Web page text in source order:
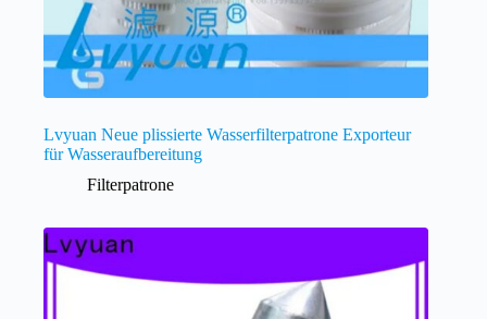
Lvyuan Neue plissierte Wasserfilterpatrone Exporteur
für Wasseraufbereitung
Filterpatrone